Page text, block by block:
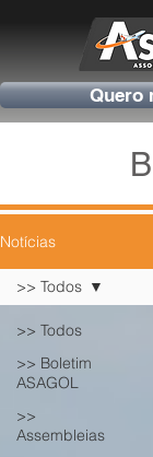
Quero
Notícias
>> Todos
>> Boletim
ASAGOL
>>
Assembleias
>> Todos